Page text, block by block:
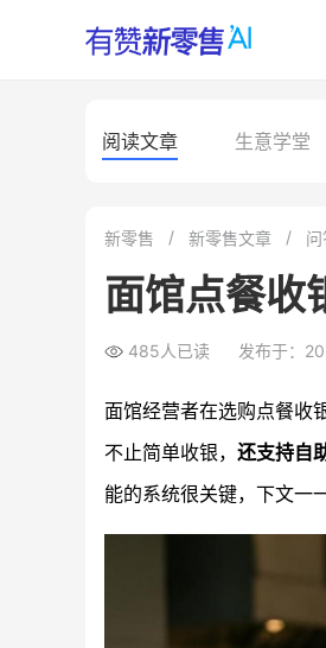
阅读文章 生意学堂
新零售 新零售文章
面馆点餐收
485人已读 发布于：
面馆经营者在选购点餐收
不止简单收银， 还支持自
能的系统很关键，下文一